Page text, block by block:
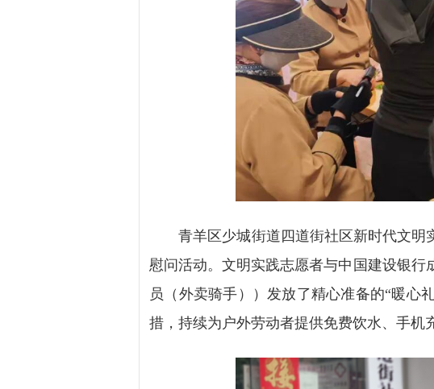
青羊区少城街道四道街社区新时代文明
慰问活动。文明实践志愿者与中国建设银行
员（外卖骑手））发放了精心准备的“暖心
措，持续为户外劳动者提供免费饮水、手机